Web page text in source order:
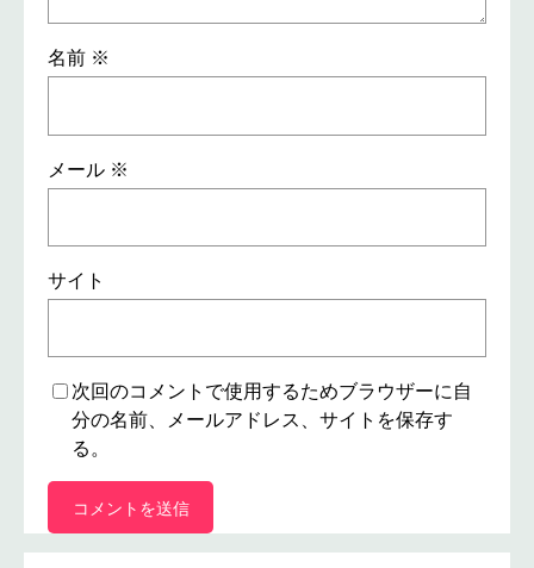
名前 ※
メール ※
サイト
次回のコメントで使用するためブラウザーに自
分の名前、メールアドレス、サイトを保存す
る。